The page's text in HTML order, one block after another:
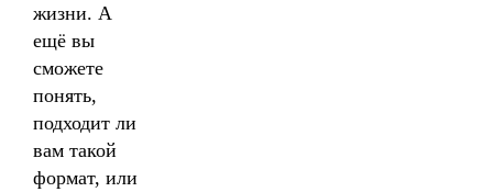
жизни. А
ещё вы
сможете
понять,
подходит ли
вам такой
формат, или